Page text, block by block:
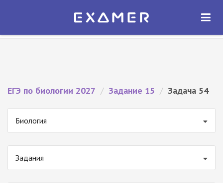
Экзамер — ЕГЭ 2027
ОТКРЫТЬ
ЕГЭ по биологии 2027 / Задание 15 / Задача 54
Биология
Задания